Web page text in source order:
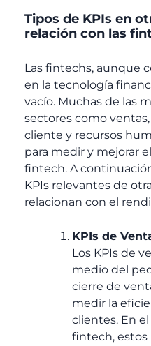
Tipos de KPIs en
relación con las
Las fintechs, aunque
en la tecnología
vacío. Muchas de las
sectores como
cliente y recursos
para medir y mejorar
fintech. A
KPIs relevantes de
relacionan con el
KPIs de
Los KPIs de
medio del
cierre de
medir la
clientes. En
fintech,